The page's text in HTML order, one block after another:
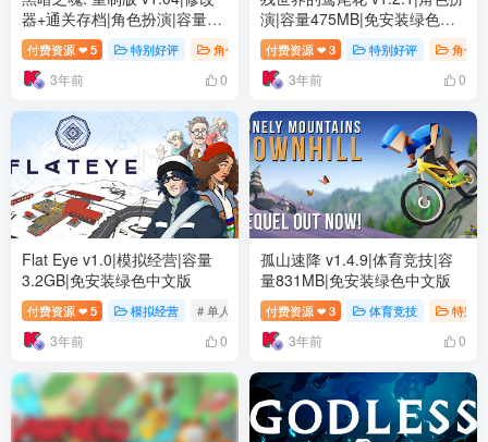
器+通关存档|角色扮演|容量
6.9GB|免安装绿色中文版
付费资源 ❤ 5 特别好评 角色扮演 # 冒险 # 动作 # 氛围
3年前 0
演|容量475MB|免安装绿色中
文版
付费资源 ❤ 3 特别好评 角色
3年前 0
Flat Eye v1.0|模拟经营|容量
3.2GB|免安装绿色中文版
付费资源 ❤ 5 模拟经营 # 单人 # 模拟 # 氛围
3年前 0
孤山速降 v1.4.9|体育竞技|容
量831MB|免安装绿色中文版
付费资源 ❤ 3 体育竞技 特别
3年前 0